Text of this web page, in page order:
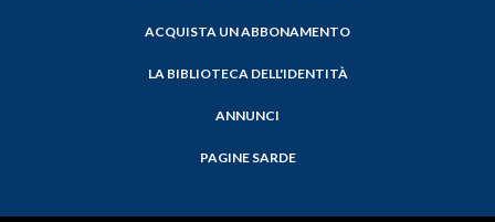
ACQUISTA UN ABBONAMENTO
LA BIBLIOTECA DELL'IDENTITÀ
ANNUNCI
PAGINE SARDE